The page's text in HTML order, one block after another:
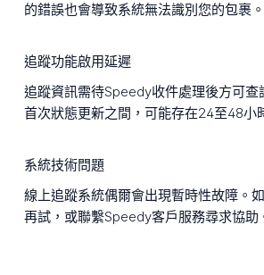
的錯誤也會導致系統無法識別您的包裹。
追蹤功能啟用延遲
追蹤資訊需待Speedy收件處理後方可查
首次狀態更新之間，可能存在24至48小
系統技術問題
線上追蹤系統偶爾會出現暫時性故障。
再試，或聯繫Speedy客戶服務尋求協助